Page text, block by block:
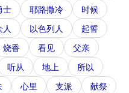
士 耶路撒冷
时候
人 以色列人
起誓
烧香 看见
父亲
听从 地上
所以
心里 支派 献祭